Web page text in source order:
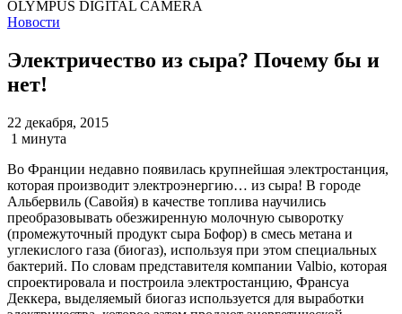
OLYMPUS DIGITAL CAMERA
Новости
Электричество из сыра? Почему бы и
нет!
22 декабря, 2015
1 минута
Во Франции недавно появилась крупнейшая электростанция,
которая производит электроэнергию… из сыра! В городе
Альбервиль (Савойя) в качестве топлива научились
преобразовывать обезжиренную молочную сыворотку
(промежуточный продукт сыра Бофор) в смесь метана и
углекислого газа (биогаз), используя при этом специальных
бактерий. По словам представителя компании Valbio, которая
спроектировала и построила электростанцию, Франсуа
Деккера, выделяемый биогаз используется для выработки